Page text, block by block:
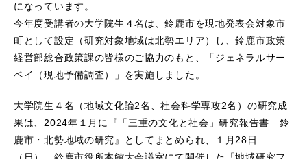
になっています。
今年度受講者の大学院生４名は、鈴鹿市を現地発表会対象市
町として設定（研究対象地域は北勢エリア）し、鈴鹿市政策
経営部総合政策課の皆様のご協力のもと、「ジェネラルサー
ベイ（現地予備調査）」を実施しました。
大学院生４名（地域文化論2名、社会科学専攻2名）の研究成
果は、2024年１月に『「三重の文化と社会」研究報告書 鈴
鹿市・北勢地域の研究』としてまとめられ、１月28日